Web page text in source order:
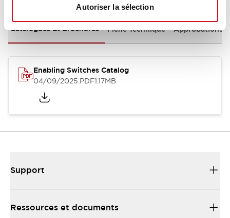
Autoriser la sélection
Catalogues Et Brochures Fiche Technique Approbations
Enabling Switches Catalog
04/09/2025.PDF1.17MB
Support
Ressources et documents